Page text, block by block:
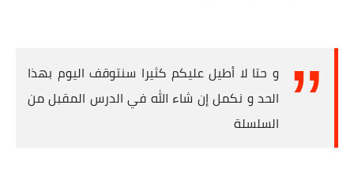
و حتا لا أطيل عليكم كثيرا سنتوقف اليوم بهذا
الحد و نكمل إن شاء الله في الدرس المقبل من
السلسلة